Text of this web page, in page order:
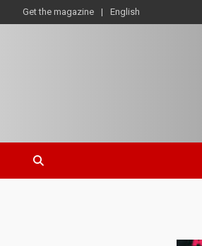
English
Get the magazine